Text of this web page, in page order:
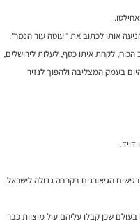
אותו לכתוב את "עוטה עור הנמר".
הכוח, לקחת איתו כסף, לעלות לירושלים,
בעמק המצליבה ולהפוך לנזיר
הגיאורגים בקרבה גדולה לישראל
שכן קבלו עליהם עול מיצוות כבר